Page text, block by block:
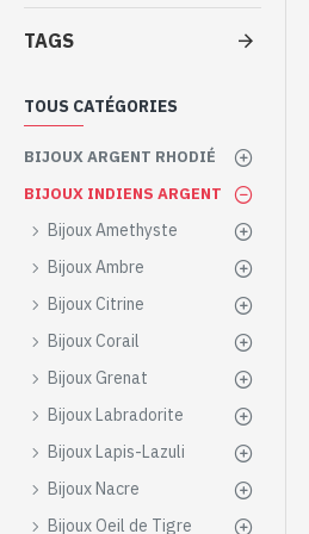
TAGS
TOUS CATÉGORIES
BIJOUX ARGENT RHODIÉ
BIJOUX INDIENS ARGENT
Bijoux Amethyste
Bijoux Ambre
Bijoux Citrine
Bijoux Corail
Bijoux Grenat
Bijoux Labradorite
Bijoux Lapis-Lazuli
Bijoux Nacre
Bijoux Oeil de Tigre